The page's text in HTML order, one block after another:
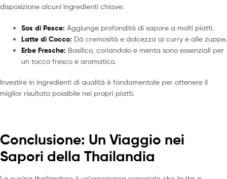
disposizione alcuni ingredienti chiave:
Sos di Pesce: Aggiunge profondità di sapore a molti piatti.
Latte di Cocco: Dà cremosità e dolcezza ai curry e alle zuppe.
Erbe Fresche: Basilico, coriandolo e menta sono essenziali per
un tocco fresco e aromatico.
Investire in ingredienti di qualità è fondamentale per ottenere il
miglior risultato possibile nei propri piatti.
Conclusione: Un Viaggio nei
Sapori della Thailandia